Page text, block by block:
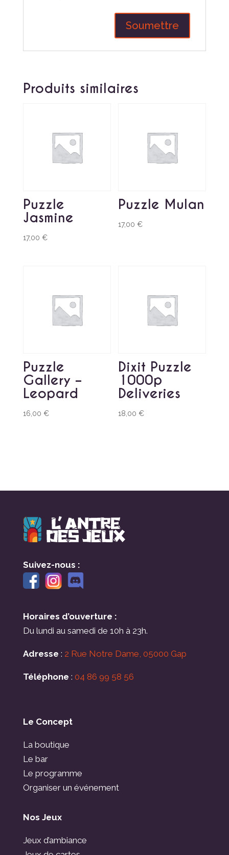
Produits similaires
Puzzle
Jasmine
17,00 €
Puzzle Mulan
17,00€
Puzzle
Gallery –
Leopard
16,00 €
Dixit Puzzle
1000p
Deliveries
18,00€
Suivez-nous :
Horaires d’ouverture :
Du lundi au samedi de 10h à 23h.
Adresse : 2 Rue Notre Dame, 05000 Gap
Téléphone : 04 86 99 58 56
Le Concept
La boutique
Le bar
Le programme
Organiser un événement
Nos Jeux
Jeux d’ambiance